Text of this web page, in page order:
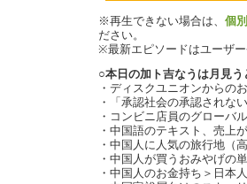
※再生できない場合は、 個
ださい。
※最新エピソードはユーザ
○本日の加ト吉なうは月見
・ディスクユニオンからの
・「承認社会の承認されな
・コンビニ店員のグローバ
・中国語のテキスト、売上
・中国人に人気の旅行地（
・中国人が買うおみやげの
・中国人のお金持ち＞日本